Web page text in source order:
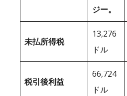
ジー。
未払所得税
13,276
ドル
税引後利益
66,724
ドル